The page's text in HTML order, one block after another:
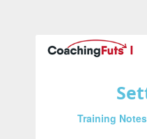
Training Notes